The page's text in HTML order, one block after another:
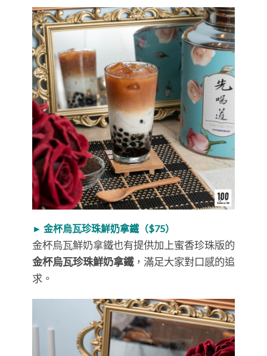
► 金杯烏瓦珍珠鮮奶拿鐵（$75）
金杯烏瓦鮮奶拿鐵也有提供加上蜜香珍珠版的
金杯烏瓦珍珠鮮奶拿鐵，滿足大家對口感的追
求。